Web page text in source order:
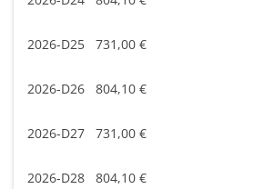
2026-D25 731,00 €
2026-D26 804,10 €
2026-D27 731,00 €
2026-D28 804,10 €